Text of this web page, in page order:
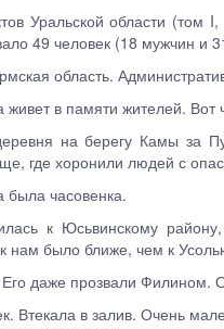
Уральской области (том
49 человек (18 мужчин и
область.
в памяти жителей. Вот
на берегу Камы за
где хоронили людей с
часовенка.
к Юсьвинскому
нам было ближе, чем к
даже прозвали Филином.
Втекала в залив. Очень